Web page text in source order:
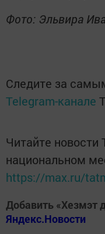
Фото: Эльвира
Следите за
Telegram-канале
Читайте новости
национальном
https://max.ru/
Добавить «Хезмэт
Яндекс.Новости